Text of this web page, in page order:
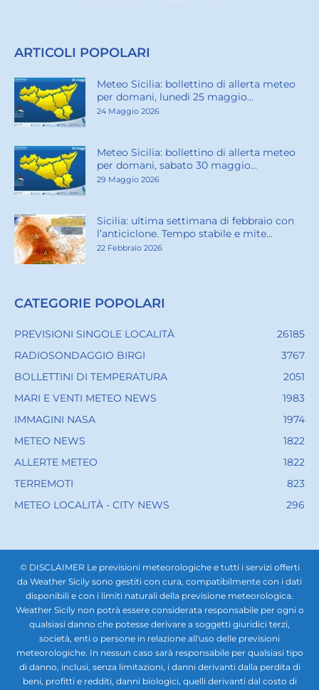
ARTICOLI POPOLARI
Meteo Sicilia: bollettino di allerta meteo
per domani, lunedì 25 maggio...
24 Maggio 2026
Meteo Sicilia: bollettino di allerta meteo
per domani, sabato 30 maggio...
29 Maggio 2026
Sicilia: ultima settimana di febbraio con
l’anticiclone. Tempo stabile e mite...
22 Febbraio 2026
CATEGORIE POPOLARI
PREVISIONI SINGOLE LOCALITÀ
26185
RADIOSONDAGGIO BIRGI
3767
BOLLETTINI DI TEMPERATURA
2051
MARI E VENTI METEO NEWS
1983
IMMAGINI NASA
1974
METEO NEWS
1822
ALLERTE METEO
1822
TERREMOTI
823
METEO LOCALITÀ - CITY NEWS
296
© DISCLAIMER Le previsioni meteorologiche e tutti i servizi offerti
da Weather Sicily sono gestiti con cura, compatibilmente con i dati
disponibili e con i limiti naturali della previsione meteorologica.
Weather Sicily non potrà essere considerata responsabile per ogni o
qualsiasi danno che potesse derivare a soggetti giuridici terzi,
società, enti o persone in relazione all'uso delle previsioni
meteorologiche. In nessun caso sarà responsabile per qualsiasi tipo
di danno, inclusi, senza limitazioni, i danni derivanti dalla perdita di
beni, profitti e redditi, danni biologici, quelli derivanti dal costo di